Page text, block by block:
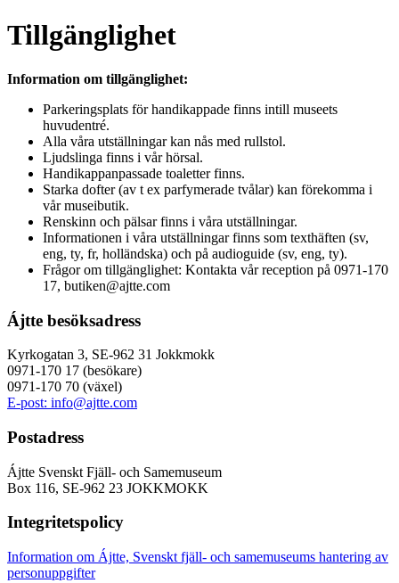
Tillgänglighet
Information om tillgänglighet:
Parkeringsplats för handikappade finns intill museets
huvudentré.
Alla våra utställningar kan nås med rullstol.
Ljudslinga finns i vår hörsal.
Handikappanpassade toaletter finns.
Starka dofter (av t ex parfymerade tvålar) kan förekomma i
vår museibutik.
Renskinn och pälsar finns i våra utställningar.
Informationen i våra utställningar finns som texthäften (sv,
eng, ty, fr, holländska) och på audioguide (sv, eng, ty).
Frågor om tillgänglighet: Kontakta vår reception på 0971-170
17, butiken@ajtte.com
Ájtte besöksadress
Kyrkogatan 3, SE-962 31 Jokkmokk
0971-170 17 (besökare)
0971-170 70 (växel)
E-post: info@ajtte.com
Postadress
Ájtte Svenskt Fjäll- och Samemuseum
Box 116, SE-962 23 JOKKMOKK
Integritetspolicy
Information om Ájtte, Svenskt fjäll- och samemuseums hantering av
personuppgifter